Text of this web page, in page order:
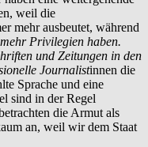
weil die
mehr ausbeutet, während
Privilegien haben.
und Zeitungen in den
Journalistinnen die
Sprache und eine
sind in der Regel
die Armut als
an, weil wir dem Staat